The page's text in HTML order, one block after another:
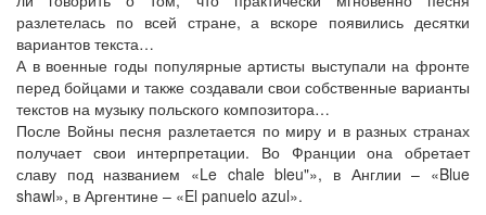
разлетелась по всей стране, а вскоре появились десятки
вариантов текста…
А в военные годы популярные артисты выступали на фронте
перед бойцами и также создавали свои собственные варианты
текстов на музыку польского композитора…
После Войны песня разлетается по миру и в разных странах
получает свои интерпретации. Во Франции она обретает
славу под названием «Le chale bleu"», в Англии – «Blue
shawl», в Аргентине – «El panuelo azul».